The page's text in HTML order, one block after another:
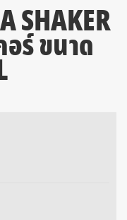
SHAKER
ร์ ขนาด